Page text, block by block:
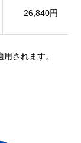
26,840円
されます。